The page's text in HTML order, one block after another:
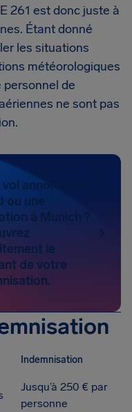
261 est donc juste à
Étant donné
les situations
météorologiques
de
ne sont pas
annonce un
ou une
à Munich ?
le
de votre
Indemnisation
Jusqu’à 250 € par
personne